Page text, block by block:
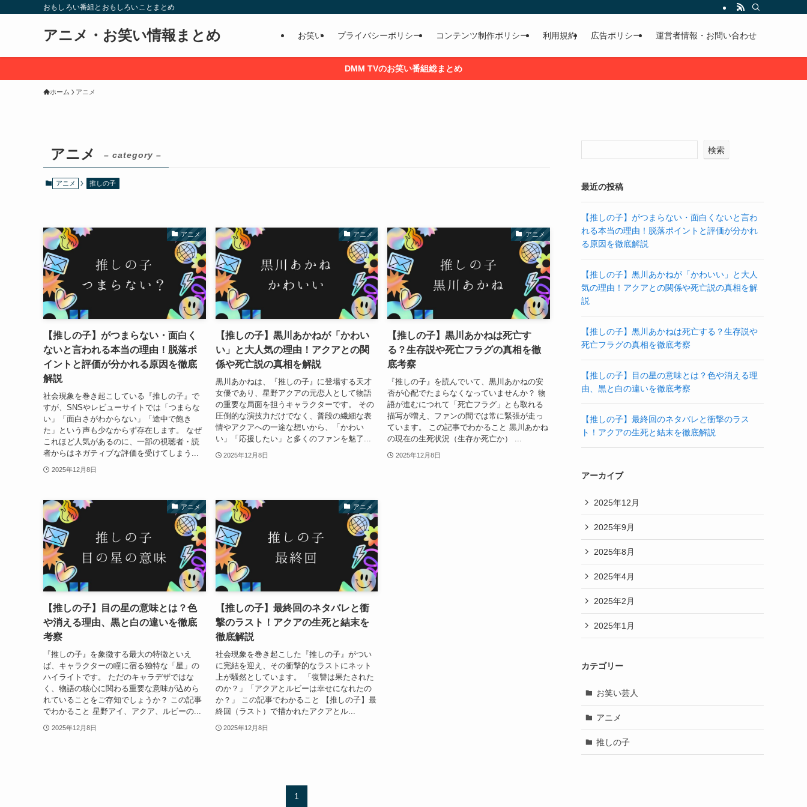
おもしろい番組とおもしろいことまとめ
アニメ・お笑い情報まとめ お笑い プライバシーポリシー コンテンツ制作ポリシー 利用規約 広告ポリシー 運営者情報・お問い合わせ
DMM TVのお笑い番組総まとめ
ホーム アニメ
アニメ – category –
アニメ 推しの子
アニメ
【推しの子】がつまらない・面白く
ないと言われる本当の理由！脱落ポ
イントと評価が分かれる原因を徹底
解説
社会現象を巻き起こしている『推しの子』で
すが、SNSやレビューサイトでは「つまらな
い」「面白さがわからない」「途中で飽き
た」という声も少なからず存在します。 なぜ
これほど人気があるのに、一部の視聴者・読
者からはネガティブな評価を受けてしまう...
2025年12月8日
アニメ
【推しの子】黒川あかねが「かわい
い」と大人気の理由！アクアとの関
係や死亡説の真相を解説
黒川あかねは、『推しの子』に登場する天才
女優であり、星野アクアの元恋人として物語
の重要な局面を担うキャラクターです。 その
圧倒的な演技力だけでなく、普段の繊細な表
情やアクアへの一途な想いから、「かわい
い」「応援したい」と多くのファンを魅了...
2025年12月8日
アニメ
【推しの子】黒川あかねは死亡す
る？生存説や死亡フラグの真相を徹
底考察
『推しの子』を読んでいて、黒川あかねの安
否が心配でたまらなくなっていませんか？ 物
語が進むにつれて「死亡フラグ」とも取れる
描写が増え、ファンの間では常に緊張が走っ
ています。 この記事でわかること 黒川あかね
の現在の生死状況（生存か死亡か） ...
2025年12月8日
アニメ
【推しの子】目の星の意味とは？色
や消える理由、黒と白の違いを徹底
考察
『推しの子』を象徴する最大の特徴といえ
ば、キャラクターの瞳に宿る独特な「星」の
ハイライトです。 ただのキャラデザではな
く、物語の核心に関わる重要な意味が込めら
れていることをご存知でしょうか？ この記事
でわかること 星野アイ、アクア、ルビーの...
2025年12月8日
アニメ
【推しの子】最終回のネタバレと衝
撃のラスト！アクアの生死と結末を
徹底解説
社会現象を巻き起こした『推しの子』がつい
に完結を迎え、その衝撃的なラストにネット
上が騒然としています。 「復讐は果たされた
のか？」「アクアとルビーは幸せになれたの
か？」 この記事でわかること 【推しの子】最
終回（ラスト）で描かれたアクアとル...
2025年12月8日
1
検索
最近の投稿
【推しの子】がつまらない・面白くないと言わ
れる本当の理由！脱落ポイントと評価が分かれ
る原因を徹底解説
【推しの子】黒川あかねが「かわいい」と大人
気の理由！アクアとの関係や死亡説の真相を解
説
【推しの子】黒川あかねは死亡する？生存説や
死亡フラグの真相を徹底考察
【推しの子】目の星の意味とは？色や消える理
由、黒と白の違いを徹底考察
【推しの子】最終回のネタバレと衝撃のラス
ト！アクアの生死と結末を徹底解説
アーカイブ
2025年12月
2025年9月
2025年8月
2025年4月
2025年2月
2025年1月
カテゴリー
お笑い芸人
アニメ
推しの子